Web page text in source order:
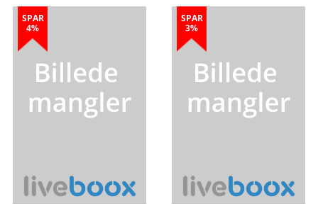
SPAR
4%
SPAR
3%